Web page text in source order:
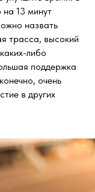
13 минут
назвать
трасса, высокий
либо
поддержка
очень
в других